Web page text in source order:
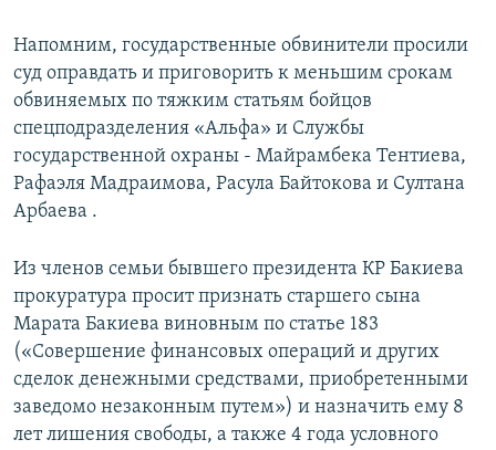
Напомним, государственные обвинители просили
суд оправдать и приговорить к меньшим срокам
обвиняемых по тяжким статьям бойцов
спецподразделения «Альфа» и Службы
государственной охраны - Майрамбека Тентиева,
Рафаэля Мадраимова, Расула Байтокова и Султана
Арбаева .
Из членов семьи бывшего президента КР Бакиева
прокуратура просит признать старшего сына
Марата Бакиева виновным по статье 183
(«Совершение финансовых операций и других
сделок денежными средствами, приобретенными
заведомо незаконным путем») и назначить ему 8
лет лишения свободы, а также 4 года условного